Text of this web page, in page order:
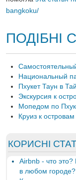
bangkoku/
ПОДІБНІ
Национальный
Пхукет Таун в
Экскурсия к
Мопедом по
Круиз к
КОРИСНІ
Airbnb - что это?
в любом городе?